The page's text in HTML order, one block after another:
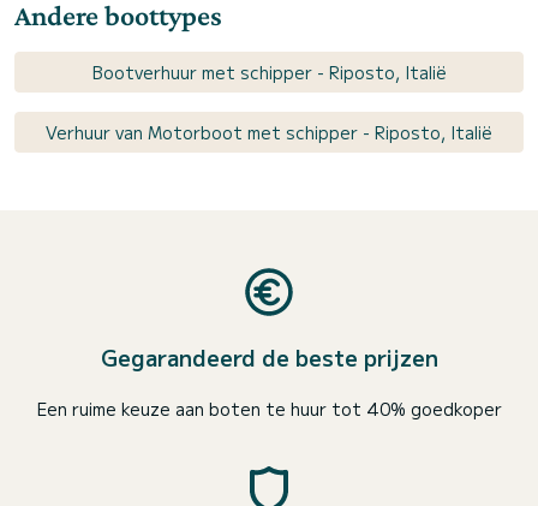
Andere boottypes
Bootverhuur met schipper - Riposto, Italië
Verhuur van Motorboot met schipper - Riposto, Italië
Gegarandeerd de beste prijzen
Een ruime keuze aan boten te huur tot 40% goedkoper